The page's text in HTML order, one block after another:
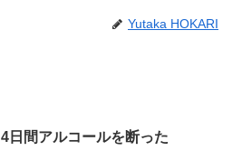
Yutaka HOKARI
4日間アルコールを断った